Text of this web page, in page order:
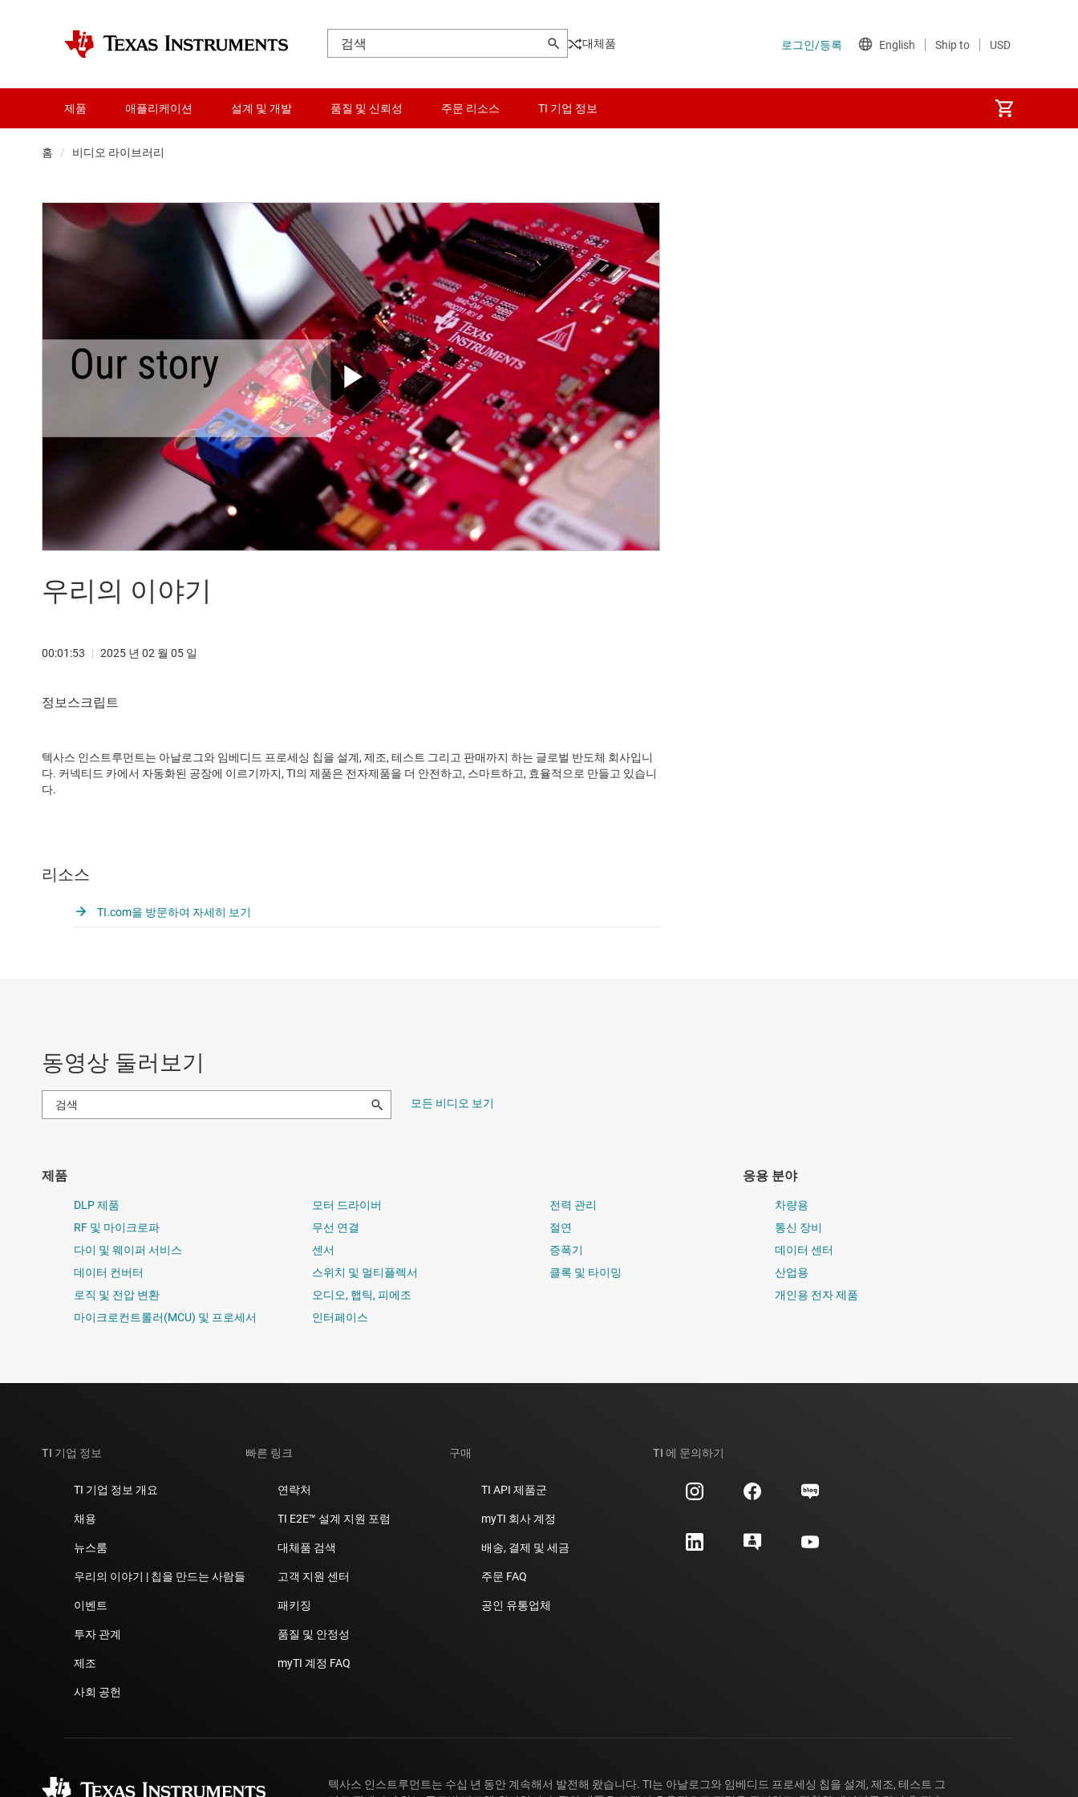
대체품
제품 애플리케이션 설계 및 개발 품질 및 신뢰성 주문 리소스 TI 기업 정보
홈 비디오 라이브러리
Play
Video
우리의 이야기
00:01:53 | 2025 년 02 월 05 일
텍사스 인스트루먼트는 아날로그와 임베디드 프로세싱 칩을 설계, 제조, 테스트 그리고 판매까지 하는 글로벌 반도체 회사입니
다. 커넥티드 카에서 자동화된 공장에 이르기까지, TI의 제품은 전자제품을 더 안전하고, 스마트하고, 효율적으로 만들고 있습니
다.
리소스
TI.com을 방문하여 자세히 보기
동영상 둘러보기
모든 비디오 보기
제품
DLP 제품
RF 및 마이크로파
다이 및 웨이퍼 서비스
데이터 컨버터
로직 및 전압 변환
마이크로컨트롤러(MCU) 및 프로세서
모터 드라이버
무선 연결
센서
스위치 및 멀티플렉서
오디오, 햅틱, 피에조
인터페이스
전력 관리
절연
증폭기
클록 및 타이밍
응용 분야
차량용
통신 장비
데이터 센터
산업용
개인용 전자 제품
TI 기업 정보
TI 기업 정보 개요
채용
뉴스룸
우리의 이야기 | 칩을 만드는 사람들
이벤트
투자 관계
제조
사회 공헌
빠른 링크
연락처
TI E2E™ 설계 지원 포럼
대체품 검색
고객 지원 센터
패키징
품질 및 안정성
myTI 계정 FAQ
구매
TI API 제품군
myTI 회사 계정
배송, 결제 및 세금
주문 FAQ
공인 유통업체
TI 에 문의하기
텍사스 인스트루먼트는 수십 년 동안 계속해서 발전해 왔습니다. TI는 아날로그와 임베디드 프로세싱 칩을 설계, 제조, 테스트 그